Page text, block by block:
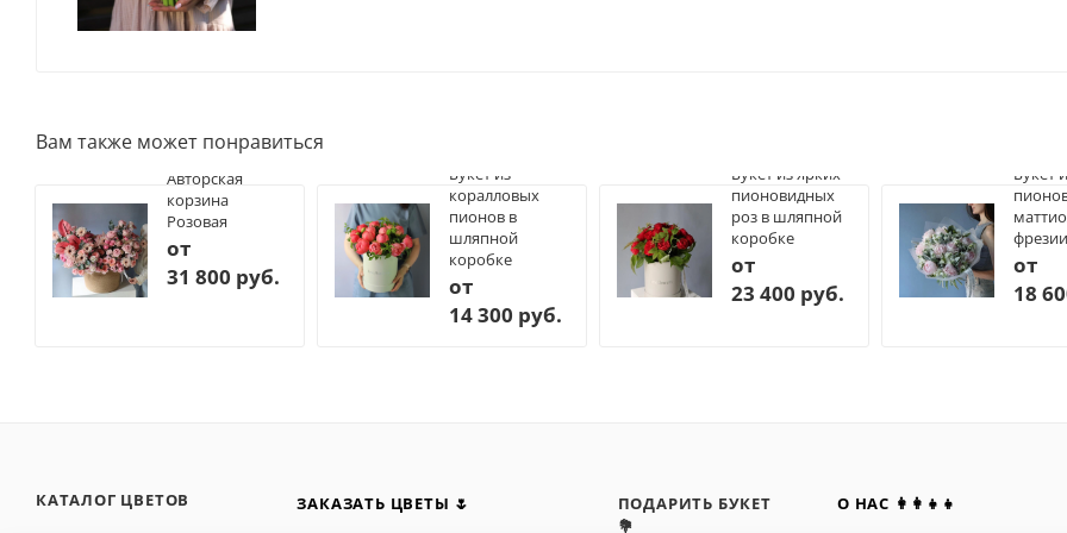
Вам также может понравиться
Авторская
корзина
Розовая
от
31 800 руб.
Букет из
коралловых
пионов в
шляпной
коробке
от
14 300 руб.
Букет из ярких
пионовидных
роз в шляпной
коробке
от
23 400 руб.
Букет
фрезии
от
18
КАТАЛОГ ЦВЕТОВ ЗАКАЗАТЬ ЦВЕТЫ 🌷
ПОДАРИТЬ БУКЕТ
💐
О НАС 👩‍👩‍👧‍👧